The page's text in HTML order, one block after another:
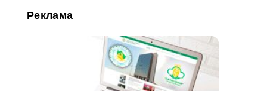
Реклама